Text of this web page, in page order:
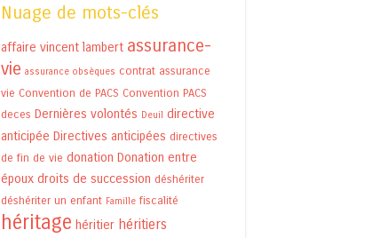
Nuage de mots-clés
affaire vincent lambert assurance-
vie assurance obsèques contrat assurance
vie Convention de PACS Convention PACS
deces Dernières volontés Deuil directive
anticipée Directives anticipées directives
de fin de vie donation Donation entre
époux droits de succession déshériter
déshériter un enfant Famille fiscalité
héritage héritier héritiers